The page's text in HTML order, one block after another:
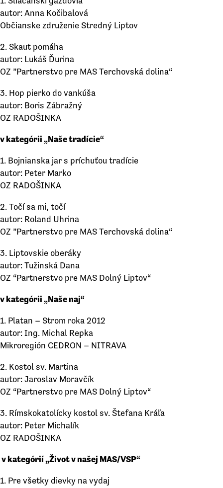
autor: Anna Kočibalová
Občianske združenie Stredný Liptov
2. Skaut pomáha
autor: Lukáš Ďurina
OZ ”Partnerstvo pre MAS Terchovská dolina“
3. Hop pierko do vankúša
autor: Boris Zábražný
OZ RADOŠINKA
v kategórii „Naše tradície“
1. Bojnianska jar s príchuťou tradície
autor: Peter Marko
OZ RADOŠINKA
2. Točí sa mi, točí
autor: Roland Uhrina
OZ ”Partnerstvo pre MAS Terchovská dolina“
3. Liptovskie oberáky
autor: Tužinská Dana
OZ “Partnerstvo pre MAS Dolný Liptov“
v kategórii „Naše naj“
1. Platan – Strom roka 2012
autor: Ing. Michal Repka
Mikroregión CEDRON – NITRAVA
2. Kostol sv. Martina
autor: Jaroslav Moravčík
OZ “Partnerstvo pre MAS Dolný Liptov“
3. Rímskokatolícky kostol sv. Štefana Kráľa
autor: Peter Michalík
OZ RADOŠINKA
v kategórií „Život v našej MAS/VSP“
1. Pre všetky dievky na vydaj